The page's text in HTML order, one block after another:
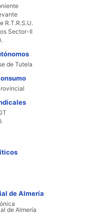
R.T.R.S.U.
Sector-II
de Tutela
de Almería
de Almería